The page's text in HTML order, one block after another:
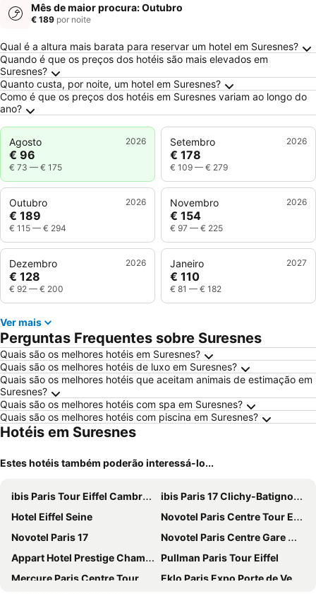
Mês de maior procura: Outubro
€ 189 por noite
Perguntas Frequentes sobre Suresnes
Qual é a altura mais barata para reservar um hotel em Suresnes?
Quando é que os preços dos hotéis são mais elevados em
Suresnes?
Quanto custa, por noite, um hotel em Suresnes?
Como é que os preços dos hotéis em Suresnes variam ao longo do
ano?
Agosto 2026
€ 96
€ 73 — € 175
Setembro 2026
€ 178
€ 109 — € 279
Outubro 2026
€ 189
€ 115 — € 294
Novembro 2026
€ 154
€ 97 — € 225
Dezembro 2026
€ 128
€ 92 — € 200
Janeiro 2027
€ 110
€ 81 — € 182
Ver mais
Perguntas Frequentes sobre Suresnes
Quais são os melhores hotéis em Suresnes?
Quais são os melhores hotéis de luxo em Suresnes?
Quais são os melhores hotéis que aceitam animais de estimação em
Suresnes?
Quais são os melhores hotéis com spa em Suresnes?
Quais são os melhores hotéis com piscina em Suresnes?
Hotéis em Suresnes
Estes hotéis também poderão interessá-lo...
ibis Paris Tour Eiffel Cambronne 15ème
ibis Paris 17 Clichy-Batignolles
Hotel Eiffel Seine
Novotel Paris Centre Tour Eiffel
Novotel Paris 17
Novotel Paris Centre Gare Montparnasse
Appart Hotel Prestige Champs Elysees
Pullman Paris Tour Eiffel
Mercure Paris Centre Tour Eiffel
Eklo Paris Expo Porte de Versailles